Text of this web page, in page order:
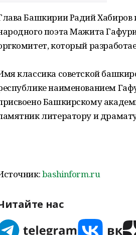
Башкирии Радий Хабиров
поэта Мажита
который
классика советской
наименованием
Башкирскому
литератору и
bashinform.ru
нас